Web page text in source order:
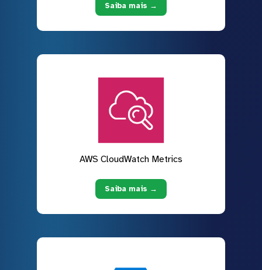
Saiba mais →
AWS CloudWatch Metrics
Saiba mais →